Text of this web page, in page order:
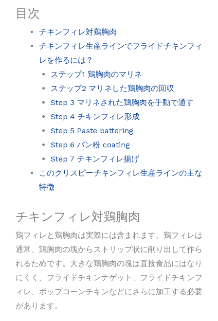
目次
チキンフィレ対鶏胸肉
チキンフィレ生産ラインでフライドチキンフィ
レを作るには？
ステップ1 鶏胸肉のマリネ
ステップ2 マリネした鶏胸肉の回収
Step 3 マリネされた鶏胸肉を手動で通す
Step 4 チキンフィレ形成
Step 5 Paste battering
Step 6 パン粉 coating
Step 7 チキンフィレ揚げ
このクリスピーチキンフィレ生産ラインの主な
特徴
チキンフィレ対鶏胸肉
鶏フィレと鶏胸肉は実際には含まれます。鶏フィレは
通常、鶏胸肉の塊からストリップ状に削り出して作ら
れるためです。大きな鶏胸肉の塊は直接食品にはなり
にくく、フライドチキンナゲット、フライドチキンフ
ィレ、ポップコーンチキンなどにさらに加工する必要
があります。